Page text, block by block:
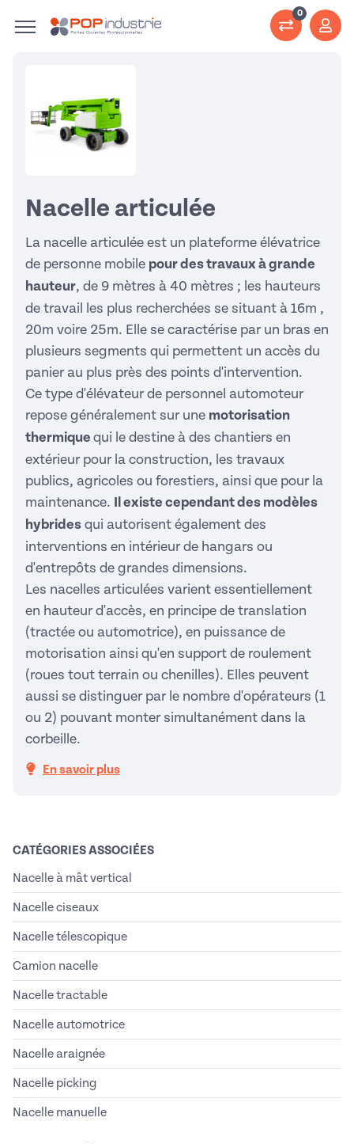
0
Nacelle articulée
La nacelle articulée est un plateforme élévatrice
de personne mobile pour des travaux à grande
hauteur, de 9 mètres à 40 mètres ; les hauteurs
de travail les plus recherchées se situant à 16m ,
20m voire 25m. Elle se caractérise par un bras en
plusieurs segments qui permettent un accès du
panier au plus près des points d'intervention.
Ce type d'élévateur de personnel automoteur
repose généralement sur une motorisation
thermique qui le destine à des chantiers en
extérieur pour la construction, les travaux
publics, agricoles ou forestiers, ainsi que pour la
maintenance. Il existe cependant des modèles
hybrides qui autorisent également des
interventions en intérieur de hangars ou
d'entrepôts de grandes dimensions.
Les nacelles articulées varient essentiellement
en hauteur d'accès, en principe de translation
(tractée ou automotrice), en puissance de
motorisation ainsi qu'en support de roulement
(roues tout terrain ou chenilles). Elles peuvent
aussi se distinguer par le nombre d'opérateurs (1
ou 2) pouvant monter simultanément dans la
corbeille.
En savoir plus
CATÉGORIES ASSOCIÉES
Nacelle à mât vertical
Nacelle ciseaux
Nacelle télescopique
Camion nacelle
Nacelle tractable
Nacelle automotrice
Nacelle araignée
Nacelle picking
Nacelle manuelle